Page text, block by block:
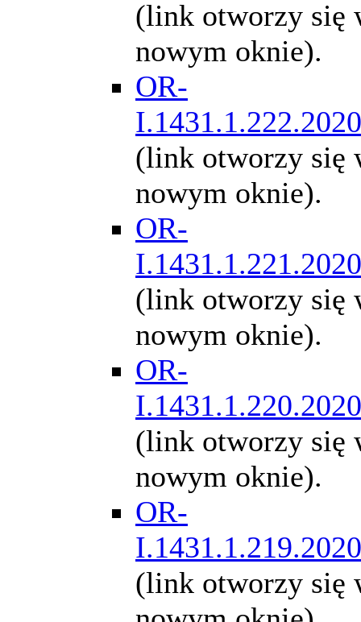
(link otworzy się
nowym oknie).
OR-
I.1431.1.222.2020
(link otworzy się
nowym oknie).
OR-
I.1431.1.221.2020
(link otworzy się
nowym oknie).
OR-
I.1431.1.220.2020
(link otworzy się
nowym oknie).
OR-
I.1431.1.219.2020
(link otworzy się